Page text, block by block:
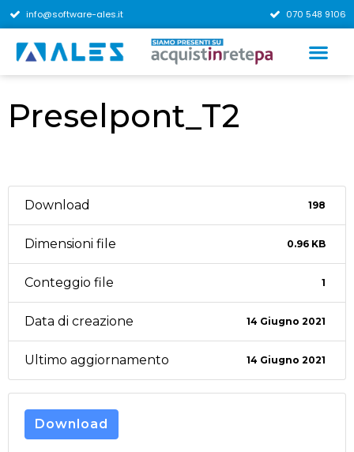
info@software-ales.it 070 548 9106
Preselpont_T2
Download 198
Dimensioni file 0.96 KB
Conteggio file 1
Data di creazione 14 Giugno 2021
Ultimo aggiornamento 14 Giugno 2021
Download